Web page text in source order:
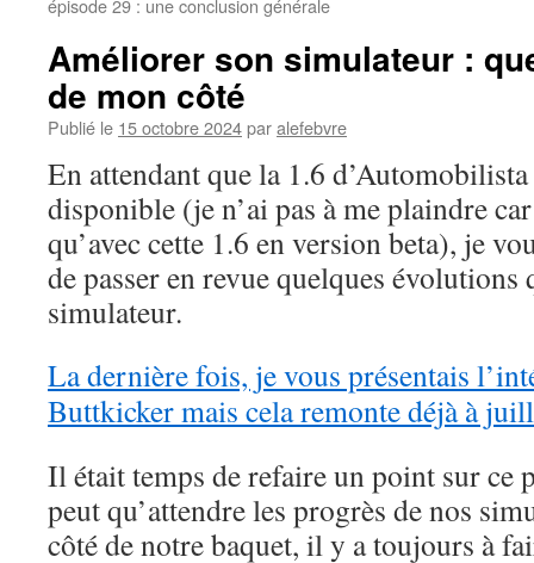
épisode 29 : une conclusion générale
Améliorer son simulateur :
de mon côté
Publié le 15 octobre 2024paralefebvre
En attendant que la 1.6
disponible (je n’ai pas à me plaindre
qu’avec cette 1.6 en version beta), je
de passer en revue quelques évolutions
simulateur.
La dernière fois, je vous présentais
Buttkicker mais cela remonte déjà à
Il était temps de refaire un point sur
peut qu’attendre les progrès de nos
côté de notre baquet, il y a toujours à